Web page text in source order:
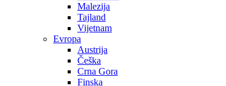
Malezija
Tajland
Vijetnam
Evropa
Austrija
Češka
Crna Gora
Finska